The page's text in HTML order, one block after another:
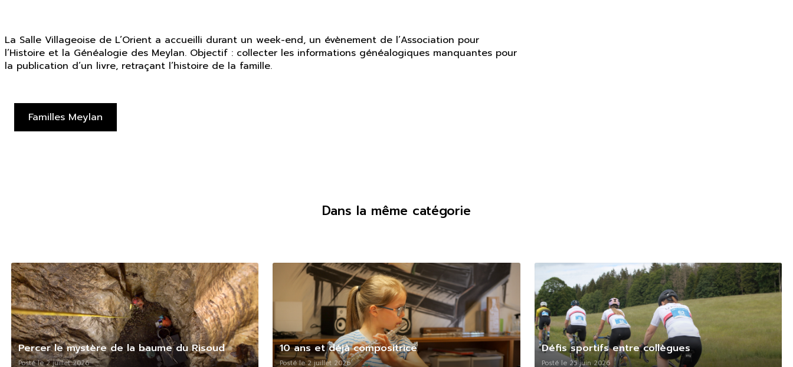
La Salle Villageoise de L’Orient a accueilli durant un week-end, un évènement de l’Association pour
l’Histoire et la Généalogie des Meylan. Objectif : collecter les informations généalogiques manquantes pour
la publication d’un livre, retraçant l’histoire de la famille.
Familles Meylan
Dans la même catégorie
Percer le mystère de la baume du Risoud
Posté le 2 juillet 2026
10 ans et déjà compositrice
Posté le 2 juillet 2026
Défis sportifs entre collègues
Posté le 25 juin 2026